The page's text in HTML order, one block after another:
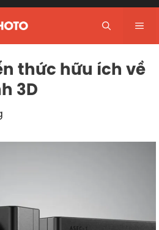
thức hữu ích về
3D